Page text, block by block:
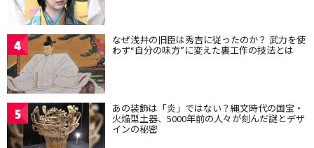
4 なぜ浅井の旧臣は秀吉に従ったのか？ 武力を使
わず“自分の味方”に変えた裏工作の技法とは
5 あの装飾は「炎」ではない？縄文時代の国宝・
火焔型土器、5000年前の人々が刻んだ謎とデザ
インの秘密